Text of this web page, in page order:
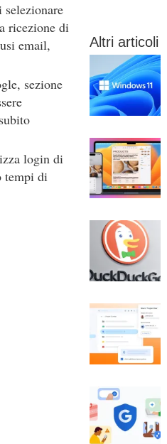
ricezione di
email,
sezione
login di
tempi di
Altri articoli